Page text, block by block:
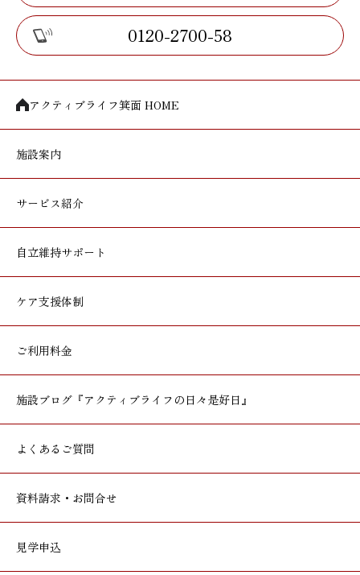
0120-2700-58
アクティブライフ箕面 HOME
施設案内
サービス紹介
自立維持サポート
ケア支援体制
ご利用料金
施設ブログ 『アクティブライフの日々是好日』
よくあるご質問
資料請求・お問合せ
見学申込